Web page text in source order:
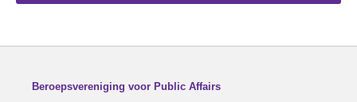
Beroepsvereniging voor Public Affairs